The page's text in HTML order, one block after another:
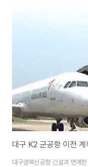
대구 K2 군공항 이전
대구경북신공항 건설과 연계